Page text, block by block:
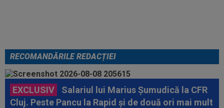
RECOMANDĂRILE REDACȚIEI
EXCLUSIV
Salariul lui Marius Șumudică la CFR
Cluj. Peste Pancu la Rapid și de două ori mai mult